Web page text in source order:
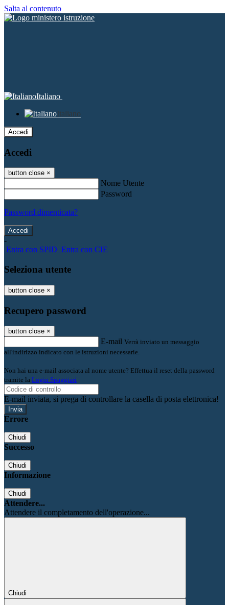
Salta al contenuto
Italiano
Italiano
Accedi
Accedi
button close ×
Nome Utente
Password
Password dimenticata?
-
Entra con SPID Entra con CIE
Seleziona utente
button close ×
Recupero password
button close ×
E-mail Verrà inviato un messaggio
all'indirizzo indicato con le istruzioni necessarie.
Non hai una e-mail associata al nome utente? Effettua il reset della password
tramite la Login Spaggiari
E-mail inviata, si prega di controllare la casella di posta elettronica!
Errore
Chiudi
Successo
Chiudi
Informazione
Chiudi
Attendere...
Attendere il completamento dell'operazione...
Chiudi